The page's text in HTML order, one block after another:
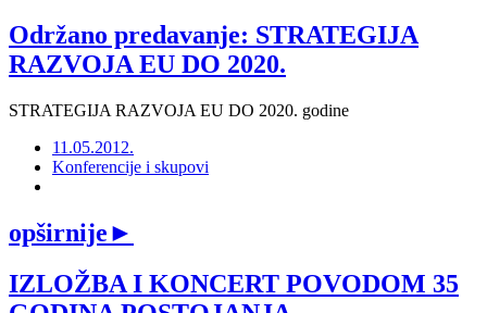
Održano predavanje: STRATEGIJA
RAZVOJA EU DO 2020.
STRATEGIJA RAZVOJA EU DO 2020. godine
11.05.2012.
Konferencije i skupovi
opširnije►
IZLOŽBA I KONCERT POVODOM 35